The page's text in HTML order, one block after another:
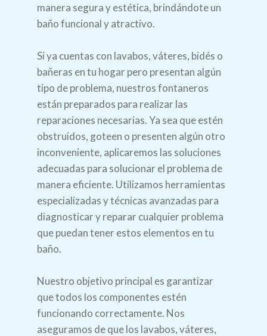
manera segura y estética, brindándote un
baño funcional y atractivo.
Si ya cuentas con lavabos, váteres, bidés o
bañeras en tu hogar pero presentan algún
tipo de problema, nuestros fontaneros
están preparados para realizar las
reparaciones necesarias. Ya sea que estén
obstruidos, goteen o presenten algún otro
inconveniente, aplicaremos las soluciones
adecuadas para solucionar el problema de
manera eficiente. Utilizamos herramientas
especializadas y técnicas avanzadas para
diagnosticar y reparar cualquier problema
que puedan tener estos elementos en tu
baño.
Nuestro objetivo principal es garantizar
que todos los componentes estén
funcionando correctamente. Nos
aseguramos de que los lavabos, váteres,